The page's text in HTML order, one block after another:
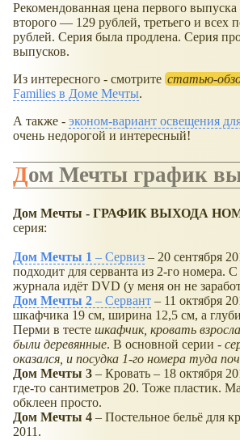
Рекомендованная цена первого
второго — 129 рублей, третьего и
рублей. Серия была продлена. Серия
выпусков.
Из интересного - смотрите статью-
Families в Доме Мечты.
А также - эконом-вариант освещения
очень недорогой и интересный!
Дом Мечты график
Дом Мечты - ГРАФИК ВЫХОДА
серия:
Дом Мечты 1 – Сервиз – 20 сентября
подходит для серванта из 2-го номера.
журнала идёт DVD (у меня он не
Дом Мечты 2 – Сервант – 11 октября
шкафчика 19 см, ширина 12,5 см, а
Перми в тесте шкафчик, кровать
были деревянные. В основной серии -
оказался, и посудка 1-го номера туда
Дом Мечты 3 – Кровать – 18 октября
где-то сантиметров 20. Тоже пластик.
обклеен просто.
Дом Мечты 4 – Постельное бельё для
2011.